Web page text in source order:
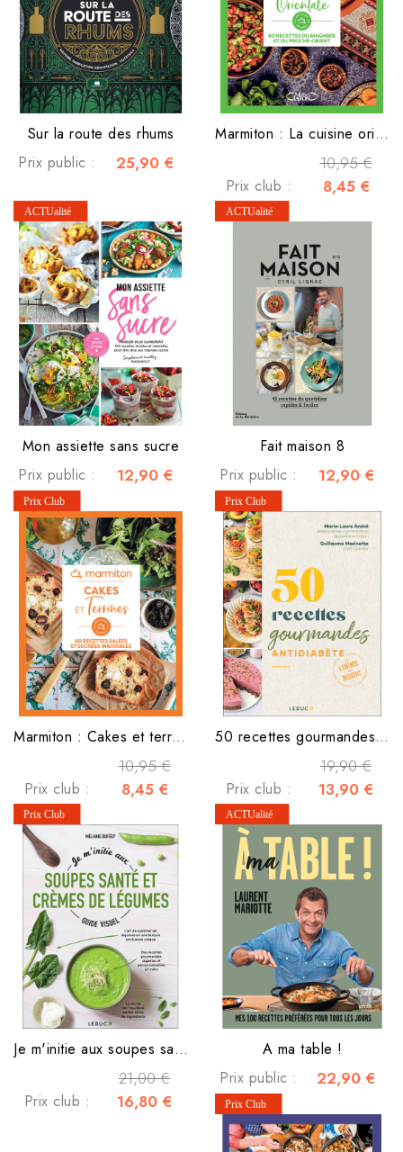
Sur la route des rhums
Prix public :
25,90 €
Marmiton : La cuisine orientale
10,95 €
Prix club : 8,45 €
Mon assiette sans sucre
Prix public :
12,90 €
Fait maison 8
Prix public :
12,90 €
Marmiton : Cakes et terrines
10,95 €
Prix club : 8,45 €
50 recettes gourmandes antidiabète
19,90 €
Prix club : 13,90 €
Je m'initie aux soupes santé et crèmes de légumes
21,00 €
Prix club : 16,80 €
A ma table !
Prix public :
22,90 €